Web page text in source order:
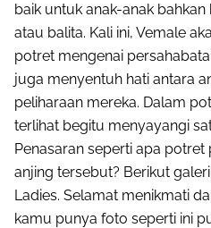
baik untuk anak-anak
atau balita. Kali ini, Vemale
potret mengenai
juga menyentuh hati antara
peliharaan mereka. Dalam
terlihat begitu menyayangi
Penasaran seperti apa
anjing tersebut? Berikut
Ladies. Selamat menikmati
kamu punya foto seperti ini